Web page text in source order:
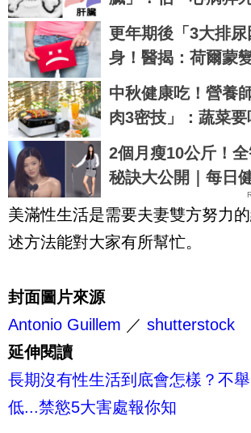
鹽六危機！｜每日
更年期後「3大排
身！醫揭：荷爾蒙
中秋健康吃！營養
肉3密技」：蔬菜
2個月瘦10公斤！
秘訣大公開｜每日
美滿性生活是需要夫妻雙方努力
述方法能對大家有所幫忙。
封面圖片來源
Antonio Guillem ／ shutterstock
延伸閱讀
長期沒有性生活到底會怎樣？不
低...禁慾5大害處報你知